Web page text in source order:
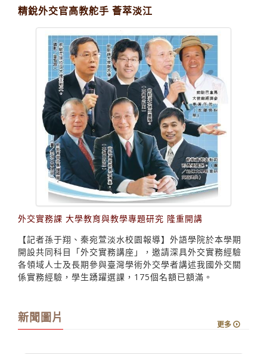
精銳外交官高教舵手 薈萃淡江
外交實務課 大學教育與教學專題研究 隆重開講
【記者孫于翔、秦宛萱淡水校園報導】外語學院於本學期
開設共同科目「外交實務講座」，邀請深具外交實務經驗
各領域人士及長期參與臺灣學術外交學者講述我國外交關
係實務經驗，學生踴躍選課，175個名額已額滿。
新聞圖片
更多